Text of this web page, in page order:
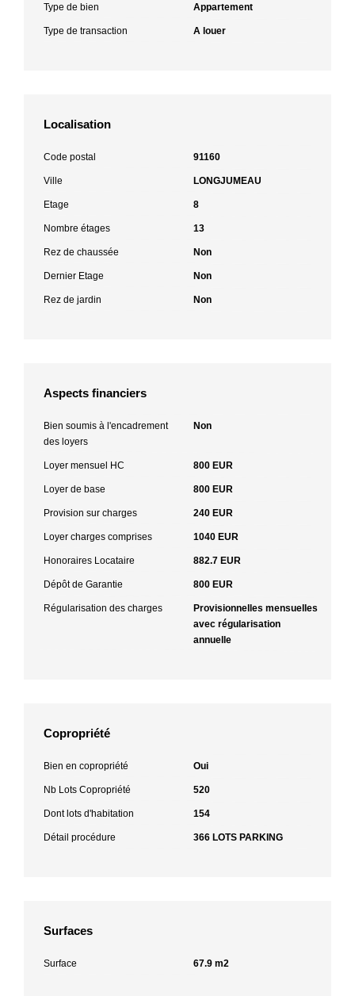
Type de bien Appartement
Type de transaction A louer
Localisation
Code postal 91160
Ville LONGJUMEAU
Etage 8
Nombre étages 13
Rez de chaussée Non
Dernier Etage Non
Rez de jardin Non
Aspects financiers
Bien soumis à l'encadrement
des loyers
Non
Loyer mensuel HC 800 EUR
Loyer de base 800 EUR
Provision sur charges 240 EUR
Loyer charges comprises 1040 EUR
Honoraires Locataire 882.7 EUR
Dépôt de Garantie 800 EUR
Régularisation des charges
Provisionnelles mensuelles
avec régularisation
annuelle
Copropriété
Bien en copropriété Oui
Nb Lots Copropriété 520
Dont lots d'habitation 154
Détail procédure 366 LOTS PARKING
Surfaces
Surface 67.9 m2